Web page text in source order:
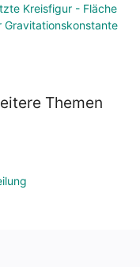
Kreisfigur - Fläche
Gravitationskonstante
Themen